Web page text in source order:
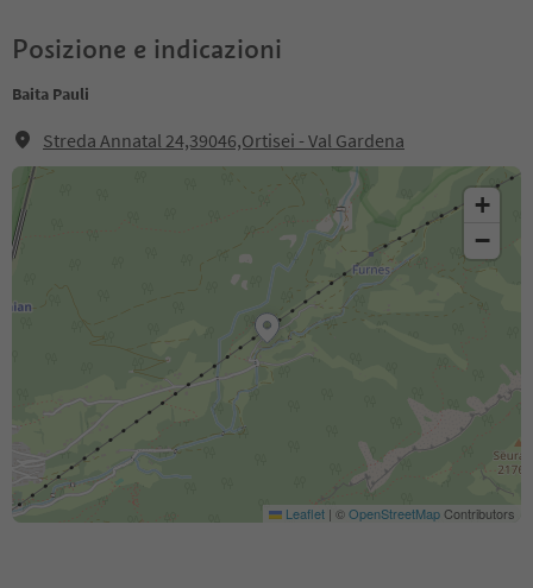
Posizione e indicazioni
Baita Pauli
Streda Annatal 24,39046,Ortisei - Val Gardena
+
−
Leaflet | ©OpenStreetMapContributors